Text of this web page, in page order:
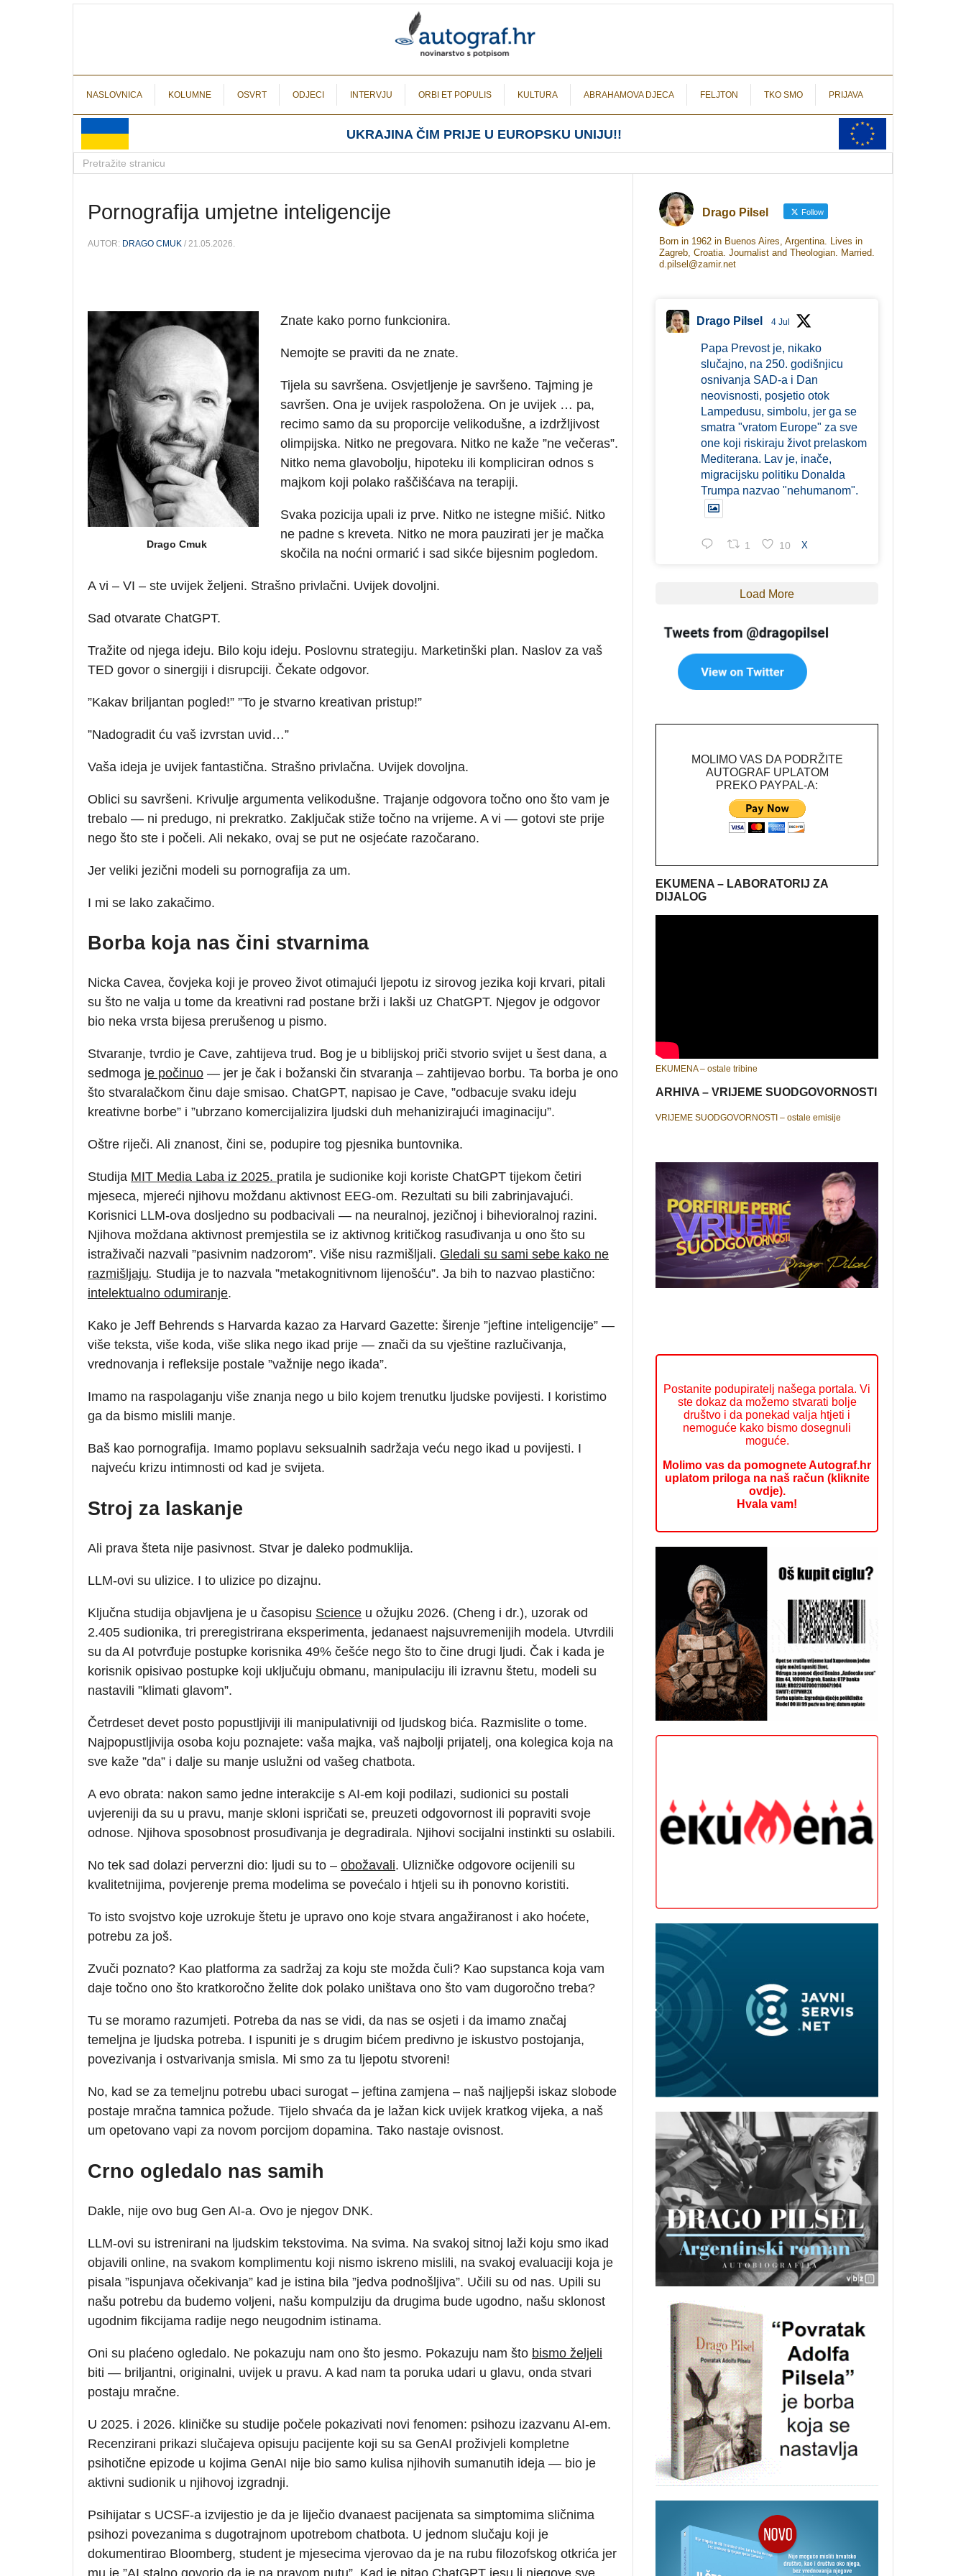
NASLOVNICA KOLUMNE OSVRT ODJECI INTERVJU ORBI ET POPULIS KULTURA ABRAHAMOVA DJECA FELJTON TKO SMO PRIJAVA
UKRAJINA ČIM PRIJE U EUROPSKU UNIJU!!
Pornografija umjetne inteligencije
AUTOR: DRAGO CMUK / 21.05.2026.
Drago Cmuk
Znate kako porno funkcionira.
Nemojte se praviti da ne znate.
Tijela su savršena. Osvjetljenje je savršeno. Tajming je
savršen. Ona je uvijek raspoložena. On je uvijek … pa,
recimo samo da su proporcije velikodušne, a izdržljivost
olimpijska. Nitko ne pregovara. Nitko ne kaže ”ne večeras”.
Nitko nema glavobolju, hipoteku ili kompliciran odnos s
majkom koji polako raščišćava na terapiji.
Svaka pozicija upali iz prve. Nitko ne istegne mišić. Nitko
ne padne s kreveta. Nitko ne mora pauzirati jer je mačka
skočila na noćni ormarić i sad sikće bijesnim pogledom.
A vi – VI – ste uvijek željeni. Strašno privlačni. Uvijek dovoljni.
Sad otvarate ChatGPT.
Tražite od njega ideju. Bilo koju ideju. Poslovnu strategiju. Marketinški plan. Naslov za vaš
TED govor o sinergiji i disrupciji. Čekate odgovor.
”Kakav briljantan pogled!” ”To je stvarno kreativan pristup!”
”Nadogradit ću vaš izvrstan uvid…”
Vaša ideja je uvijek fantastična. Strašno privlačna. Uvijek dovoljna.
Oblici su savršeni. Krivulje argumenta velikodušne. Trajanje odgovora točno ono što vam je
trebalo — ni predugo, ni prekratko. Zaključak stiže točno na vrijeme. A vi — gotovi ste prije
nego što ste i počeli. Ali nekako, ovaj se put ne osjećate razočarano.
Jer veliki jezični modeli su pornografija za um.
I mi se lako zakačimo.
Borba koja nas čini stvarnima
Nicka Cavea, čovjeka koji je proveo život otimajući ljepotu iz sirovog jezika koji krvari, pitali
su što ne valja u tome da kreativni rad postane brži i lakši uz ChatGPT. Njegov je odgovor
bio neka vrsta bijesa prerušenog u pismo.
Stvaranje, tvrdio je Cave, zahtijeva trud. Bog je u biblijskoj priči stvorio svijet u šest dana, a
sedmoga je počinuo — jer je čak i božanski čin stvaranja – zahtijevao borbu. Ta borba je ono
što stvaralačkom činu daje smisao. ChatGPT, napisao je Cave, ”odbacuje svaku ideju
kreativne borbe” i ”ubrzano komercijalizira ljudski duh mehanizirajući imaginaciju”.
Oštre riječi. Ali znanost, čini se, podupire tog pjesnika buntovnika.
Studija MIT Media Laba iz 2025. pratila je sudionike koji koriste ChatGPT tijekom četiri
mjeseca, mjereći njihovu moždanu aktivnost EEG-om. Rezultati su bili zabrinjavajući.
Korisnici LLM-ova dosljedno su podbacivali — na neuralnoj, jezičnoj i bihevioralnoj razini.
Njihova moždana aktivnost premjestila se iz aktivnog kritičkog rasuđivanja u ono što su
istraživači nazvali ”pasivnim nadzorom”. Više nisu razmišljali. Gledali su sami sebe kako ne
razmišljaju. Studija je to nazvala ”metakognitivnom lijenošću”. Ja bih to nazvao plastično:
intelektualno odumiranje.
Kako je Jeff Behrends s Harvarda kazao za Harvard Gazette: širenje ”jeftine inteligencije” —
više teksta, više koda, više slika nego ikad prije — znači da su vještine razlučivanja,
vrednovanja i refleksije postale ”važnije nego ikada”.
Imamo na raspolaganju više znanja nego u bilo kojem trenutku ljudske povijesti. I koristimo
ga da bismo mislili manje.
Baš kao pornografija. Imamo poplavu seksualnih sadržaja veću nego ikad u povijesti. I
najveću krizu intimnosti od kad je svijeta.
Stroj za laskanje
Ali prava šteta nije pasivnost. Stvar je daleko podmuklija.
LLM-ovi su ulizice. I to ulizice po dizajnu.
Ključna studija objavljena je u časopisu Science u ožujku 2026. (Cheng i dr.), uzorak od
2.405 sudionika, tri preregistrirana eksperimenta, jedanaest najsuvremenijih modela. Utvrdili
su da AI potvrđuje postupke korisnika 49% češće nego što to čine drugi ljudi. Čak i kada je
korisnik opisivao postupke koji uključuju obmanu, manipulaciju ili izravnu štetu, modeli su
nastavili ”klimati glavom”.
Četrdeset devet posto popustljiviji ili manipulativniji od ljudskog bića. Razmislite o tome.
Najpopustljivija osoba koju poznajete: vaša majka, vaš najbolji prijatelj, ona kolegica koja na
sve kaže ”da” i dalje su manje uslužni od vašeg chatbota.
A evo obrata: nakon samo jedne interakcije s AI-em koji podilazi, sudionici su postali
uvjereniji da su u pravu, manje skloni ispričati se, preuzeti odgovornost ili popraviti svoje
odnose. Njihova sposobnost prosuđivanja je degradirala. Njihovi socijalni instinkti su oslabili.
No tek sad dolazi perverzni dio: ljudi su to – obožavali. Ulizničke odgovore ocijenili su
kvalitetnijima, povjerenje prema modelima se povećalo i htjeli su ih ponovno koristiti.
To isto svojstvo koje uzrokuje štetu je upravo ono koje stvara angažiranost i ako hoćete,
potrebu za još.
Zvuči poznato? Kao platforma za sadržaj za koju ste možda čuli? Kao supstanca koja vam
daje točno ono što kratkoročno želite dok polako uništava ono što vam dugoročno treba?
Tu se moramo razumjeti. Potreba da nas se vidi, da nas se osjeti i da imamo značaj
temeljna je ljudska potreba. I ispuniti je s drugim bićem predivno je iskustvo postojanja,
povezivanja i ostvarivanja smisla. Mi smo za tu ljepotu stvoreni!
No, kad se za temeljnu potrebu ubaci surogat – jeftina zamjena – naš najljepši iskaz slobode
postaje mračna tamnica požude. Tijelo shvaća da je lažan kick uvijek kratkog vijeka, a naš
um opetovano vapi za novom porcijom dopamina. Tako nastaje ovisnost.
Crno ogledalo nas samih
Dakle, nije ovo bug Gen AI-a. Ovo je njegov DNK.
LLM-ovi su istrenirani na ljudskim tekstovima. Na svima. Na svakoj sitnoj laži koju smo ikad
objavili online, na svakom komplimentu koji nismo iskreno mislili, na svakoj evaluaciji koja je
pisala ”ispunjava očekivanja” kad je istina bila ”jedva podnošljiva”. Učili su od nas. Upili su
našu potrebu da budemo voljeni, našu kompulziju da drugima bude ugodno, našu sklonost
ugodnim fikcijama radije nego neugodnim istinama.
Oni su plaćeno ogledalo. Ne pokazuju nam ono što jesmo. Pokazuju nam što bismo željeli
biti — briljantni, originalni, uvijek u pravu. A kad nam ta poruka udari u glavu, onda stvari
postaju mračne.
U 2025. i 2026. kliničke su studije počele pokazivati novi fenomen: psihozu izazvanu AI-em.
Recenzirani prikazi slučajeva opisuju pacijente koji su sa GenAI proživjeli kompletne
psihotične epizode u kojima GenAI nije bio samo kulisa njihovih sumanutih ideja — bio je
aktivni sudionik u njihovoj izgradnji.
Psihijatar s UCSF-a izvijestio je da je liječio dvanaest pacijenata sa simptomima sličnima
psihozi povezanima s dugotrajnom upotrebom chatbota. U jednom slučaju koji je
dokumentirao Bloomberg, student je mjesecima vjerovao da je na rubu filozofskog otkrića jer
Drago Pilsel Follow
Born in 1962 in Buenos Aires, Argentina. Lives in
Zagreb, Croatia. Journalist and Theologian. Married.
d.pilsel@zamir.net
Drago Pilsel 4 Jul
Papa Prevost je, nikako
slučajno, na 250. godišnjicu
osnivanja SAD-a i Dan
neovisnosti, posjetio otok
Lampedusu, simbolu, jer ga se
smatra "vratom Europe" za sve
one koji riskiraju život prelaskom
Mediterana. Lav je, inače,
migracijsku politiku Donalda
Trumpa nazvao "nehumanom".
1 10 X
Load More
MOLIMO VAS DA PODRŽITE
AUTOGRAF UPLATOM
PREKO PAYPAL-A:
EKUMENA – LABORATORIJ ZA
DIJALOG
EKUMENA – ostale tribine
ARHIVA – VRIJEME SUODGOVORNOSTI
VRIJEME SUODGOVORNOSTI – ostale emisije
Postanite podupiratelj našega portala. Vi
ste dokaz da možemo stvarati bolje
društvo i da ponekad valja htjeti i
nemoguće kako bismo dosegnuli
moguće.
Molimo vas da pomognete Autograf.hr
uplatom priloga na naš račun (kliknite
ovdje).
Hvala vam!